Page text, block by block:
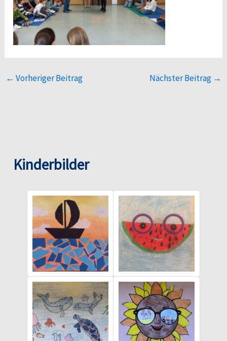
← Vorheriger Beitrag Nächster Beitrag →
Kinderbilder